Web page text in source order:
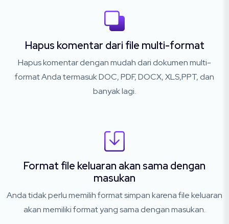
Hapus komentar dari file multi-format
Hapus komentar dengan mudah dari dokumen multi-
format Anda termasuk DOC, PDF, DOCX, XLS,PPT, dan
banyak lagi.
Format file keluaran akan sama dengan
masukan
Anda tidak perlu memilih format simpan karena file keluaran
akan memiliki format yang sama dengan masukan.